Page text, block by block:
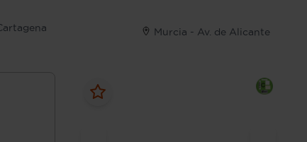
Murcia - Av. de Alicante